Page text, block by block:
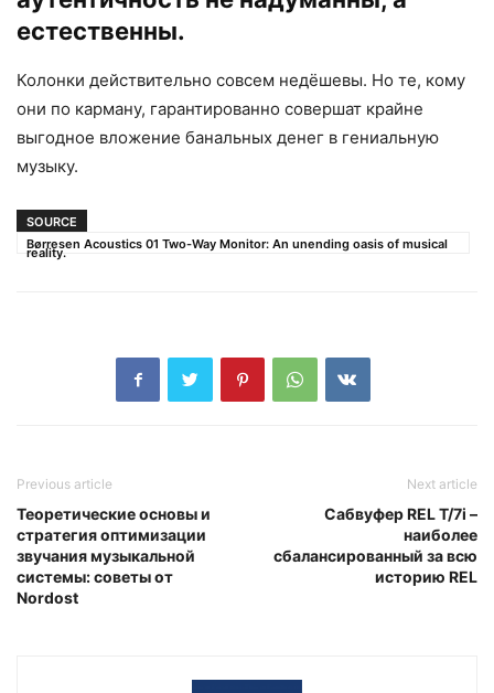
естественны.
Колонки действительно совсем недёшевы. Но те, кому
они по карману, гарантированно совершат крайне
выгодное вложение банальных денег в гениальную
музыку.
SOURCE
Børresen Acoustics 01 Two-Way Monitor: An unending oasis of musical
reality.
Previous article
Теоретические основы и
стратегия оптимизации
звучания музыкальной
системы: советы от
Nordost
Next article
Cабвуфер REL T/7i –
наиболее
сбалансированный за всю
историю REL